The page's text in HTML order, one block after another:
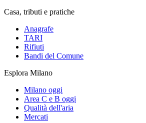
Casa, tributi e pratiche
Anagrafe
TARI
Rifiuti
Bandi del Comune
Esplora Milano
Milano oggi
Area C e B oggi
Qualità dell'aria
Mercati